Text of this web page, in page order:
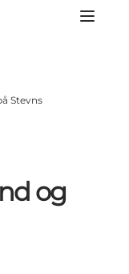
Stevns
og